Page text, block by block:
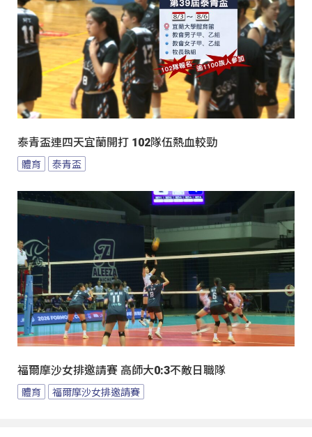
泰青盃連四天宜蘭開打 102隊伍熱血較勁
體育 泰青盃
福爾摩沙女排邀請賽 高師大0:3不敵日職隊
體育 福爾摩沙女排邀請賽